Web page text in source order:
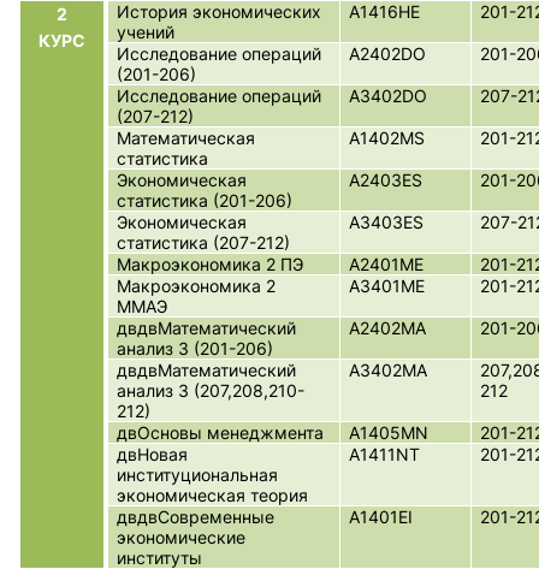
2
КУРС
История экономических
учений
A1416HE 201-
Исследование операций
(201-206)
A2402DO 201-
Исследование операций
(207-212)
A3402DO 207-
Математическая
статистика
A1402MS 201-
Экономическая
статистика (201-206)
A2403ES 201-
Экономическая
статистика (207-212)
A3403ES 207-
Макроэкономика 2 ПЭ A2401ME
201-
Макроэкономика 2
ММАЭ
A3401ME 201-
двдвМатематический
анализ 3 (201-206)
A2402MA 201-
двдвМатематический
анализ 3 (207,208,210-
212)
A3402MA
212
двОсновы менеджмента A1405MN
201-
двНовая
институциональная
экономическая теория
A1411NT 201-
двдвСовременные
экономические
институты
A1401EI 201-